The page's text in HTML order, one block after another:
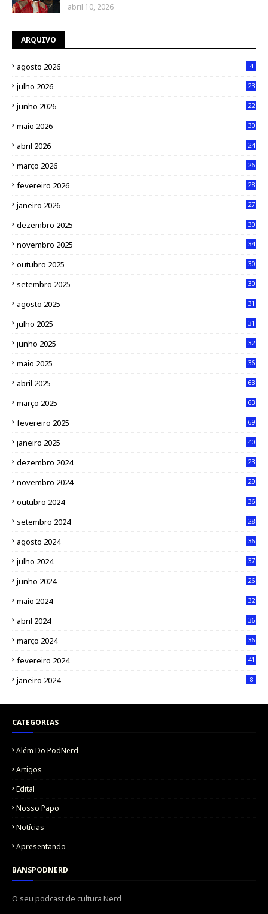
abril 10, 2026
ARQUIVO
agosto 2026 4
julho 2026 23
junho 2026 22
maio 2026 30
abril 2026 24
março 2026 26
fevereiro 2026 28
janeiro 2026 27
dezembro 2025 30
novembro 2025 34
outubro 2025 30
setembro 2025 30
agosto 2025 31
julho 2025 31
junho 2025 32
maio 2025 36
abril 2025 63
março 2025 63
fevereiro 2025 69
janeiro 2025 40
dezembro 2024 23
novembro 2024 29
outubro 2024 36
setembro 2024 28
agosto 2024 36
julho 2024 37
junho 2024 26
maio 2024 32
abril 2024 36
março 2024 36
fevereiro 2024 41
janeiro 2024 8
CATEGORIAS
Além Do PodNerd
Artigos
Edital
Nosso Papo
Notícias
Apresentando
BANSPODNERD
O seu podcast de cultura Nerd